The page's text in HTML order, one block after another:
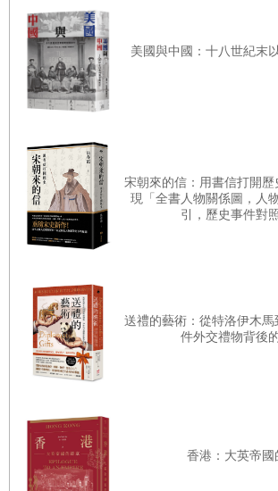
頭上，九十％的猶太人在本地政府積極配
圖協助猶太鄰居的立陶宛人也難逃一死。進
宛猶太人相形之下很少，不過館內還是有
區的景況，並且提到羸弱的勞改者會唱一首
我那熱愛音樂的父親對這首歌評了幾句，
曲調聽來如何。話才說完，一縷細弱的歌
們沒想過那位老婦人可能懂英文，更沒想
人，不過她在現場唱起那首勞改營的歌曲
既是展覽室的看守人，也是收藏品。她唱
聊聊，不過她退縮回一副只諳母語的模樣
簡陋卻不原汁原味是很容易做到的，但一
不可能原汁原味。約翰
道：「我們僅僅是被『送往』某處，跟變成
別。」我花了一段時間才學會欣賞旅途中
喜歡擁有冒險經歷勝過冒險的當下，但後
美國與中國：十八世紀末
宋朝來的信：用書信打開
現「全書人物關係圖，人
引，歷史事件對
送禮的藝術：從特洛伊木馬
件外交禮物背後
香港：大英帝國